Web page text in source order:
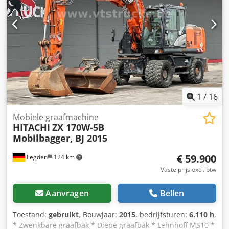
graafwerkzaamheden. === PRIJS, LOCATIE & LEVERING ===
Prijs: Op aanvraag Locatie: Sittard, Nederland
Leveringsvoorwaarden: EXW Wereldwijd transport kan
worden geregeld door Collé Rental & Sales.
1 / 16
Legden 124 km
Mobiele graafmachine
HITACHI ZX 170W-5B
Mobilbagger, BJ 2015
€ 59.900
Vaste prijs excl. btw
Aanvragen Bellen
Toestand: gebruikt, Bouwjaar: 2015, bedrijfsturen: 6.110 h,
* Zwenkbare graafbak * Diepe graafbak * Lehnhoff MS10 *